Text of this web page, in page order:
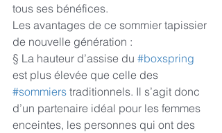
tous ses bénéfices.
Les avantages de ce sommier tapissier
de nouvelle génération :
§ La hauteur d’assise du #boxspring
est plus élevée que celle des
#sommiers traditionnels. Il s’agit donc
d’un partenaire idéal pour les femmes
enceintes, les personnes qui ont des